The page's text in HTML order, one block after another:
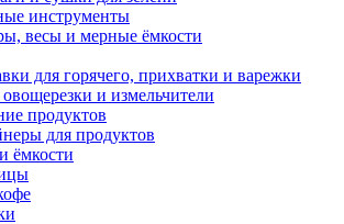
инструменты
весы и мерные ёмкости
для горячего, прихватки и варежки
и измельчители
продуктов
для продуктов
ёмкости